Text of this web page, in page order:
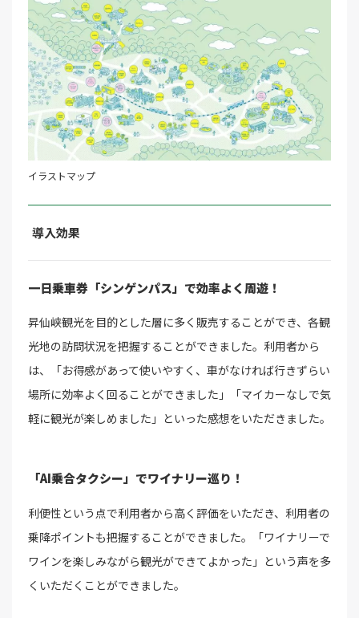
イラストマップ
導入効果
一日乗車券「シンゲンパス」で効率よく周遊！
昇仙峡観光を目的とした層に多く販売することができ、各観
光地の訪問状況を把握することができました。利用者から
は、「お得感があって使いやすく、車がなければ行きずらい
場所に効率よく回ることができました」「マイカーなしで気
軽に観光が楽しめました」といった感想をいただきました。
「AI乗合タクシー」でワイナリー巡り！
利便性という点で利用者から高く評価をいただき、利用者の
乗降ポイントも把握することができました。「ワイナリーで
ワインを楽しみながら観光ができてよかった」という声を多
くいただくことができました。